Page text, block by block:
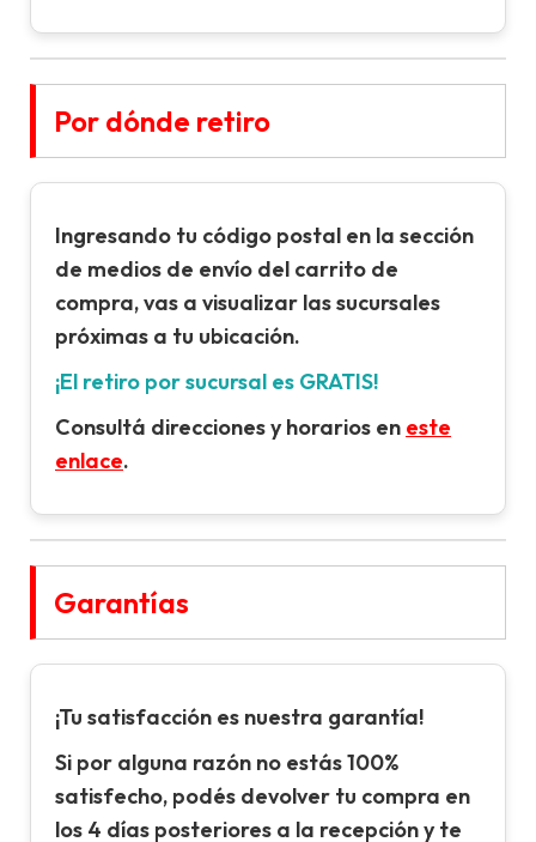
Por dónde retiro
Ingresando tu código postal en la sección
de medios de envío del carrito de
compra, vas a visualizar las sucursales
próximas a tu ubicación.
¡El retiro por sucursal es GRATIS!
Consultá direcciones y horarios en este
enlace.
Garantías
¡Tu satisfacción es nuestra garantía!
Si por alguna razón no estás 100%
satisfecho, podés devolver tu compra en
los 4 días posteriores a la recepción y te